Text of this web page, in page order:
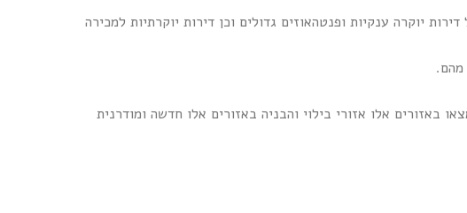
יוקרה ענקיות ופנטהאוזים גדולים וכן דירות יוקרתיות למכירה
מהם.
באזורים אלו אזורי בילוי והבניה באזורים אלו חדשה ומודרנית